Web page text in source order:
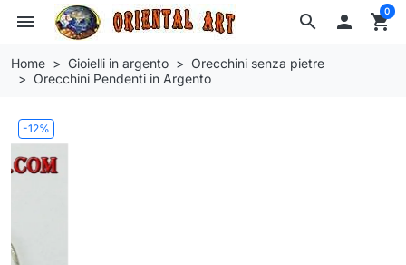
search
menu  shopping_cart
0
Home Gioielli in argento
Orecchini senza pietre
Orecchini Pendenti in Argento
-12%